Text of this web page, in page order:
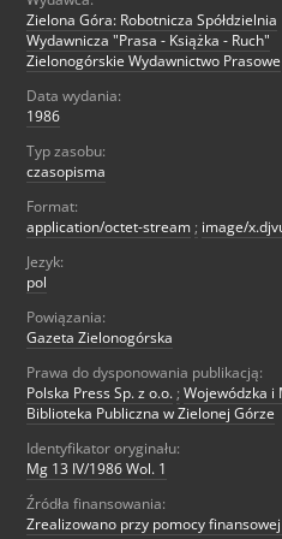
Zielona Góra: Robotnicza Spółdzielnia
Wydawnicza "Prasa - Książka - Ruch"
Zielonogórskie Wydawnictwo Prasowe
Data wydania:
1986
Typ zasobu:
czasopisma
Format:
application/octet-stream ; image/
Jezyk:
pol
Powiązania:
Gazeta Zielonogórska
Prawa do dysponowania publikacją:
Polska Press Sp. z o.o. ; Wojewódzka i
Biblioteka Publiczna w Zielonej Górze
Identyfikator oryginału:
Mg 13 IV/1986 Wol. 1
Źródła finansowania:
Zrealizowano przy pomocy